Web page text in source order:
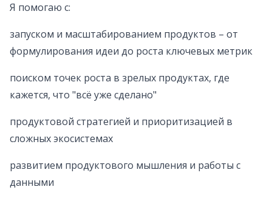
Я помогаю с:
запуском и масштабированием продуктов – от
формулирования идеи до роста ключевых метрик
поиском точек роста в зрелых продуктах, где
кажется, что "всё уже сделано"
продуктовой стратегией и приоритизацией в
сложных экосистемах
развитием продуктового мышления и работы с
данными